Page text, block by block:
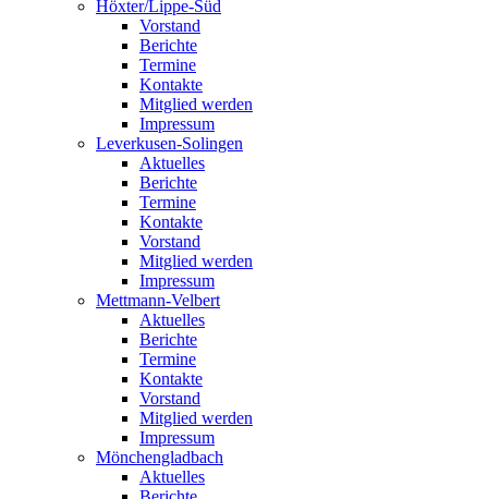
Höxter/Lippe-Süd
Vorstand
Berichte
Termine
Kontakte
Mitglied werden
Impressum
Leverkusen-Solingen
Aktuelles
Berichte
Termine
Kontakte
Vorstand
Mitglied werden
Impressum
Mettmann-Velbert
Aktuelles
Berichte
Termine
Kontakte
Vorstand
Mitglied werden
Impressum
Mönchengladbach
Aktuelles